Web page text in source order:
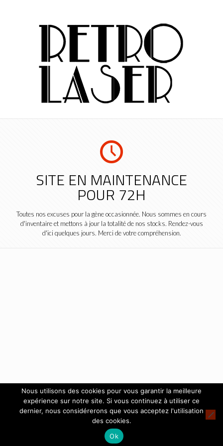
SITE EN MAINTENANCE
POUR 72H
Toutes nos excuses pour la gène occasionnée. Nous sommes en cours
d'inventaire et mettons à jour la totalité de nos stocks. Rendez-vous
d'ici quelques jours. Merci de votre compréhension.
Nous utilisons des cookies pour vous garantir la meilleure
expérience sur notre site. Si vous continuez à utiliser ce
dernier, nous considérerons que vous acceptez l'utilisation
des cookies.
Ok